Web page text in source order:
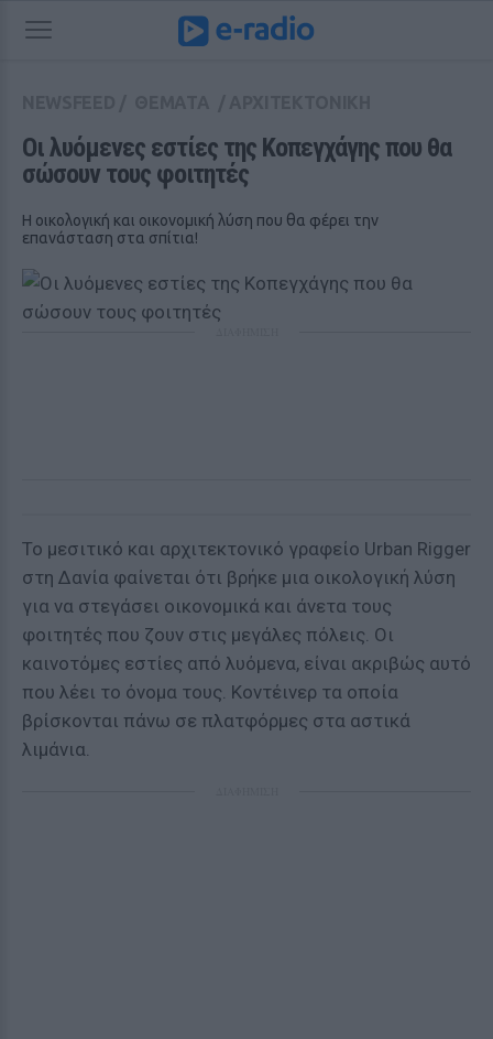
Οι λυόμενες εστίες της Κοπεγχάγης που θα
σώσουν τους φοιτητές
Η οικολογική και οικονομική λύση που θα φέρει την
επανάσταση στα σπίτια!
Το μεσιτικό και αρχιτεκτονικό γραφείο Urban Rigger
στη Δανία φαίνεται ότι βρήκε μια οικολογική λύση
για να στεγάσει οικονομικά και άνετα τους
φοιτητές που ζουν στις μεγάλες πόλεις. Οι
καινοτόμες εστίες από λυόμενα, είναι ακριβώς αυτό
που λέει το όνομα τους. Κοντέινερ τα οποία
βρίσκονται πάνω σε πλατφόρμες στα αστικά
λιμάνια.